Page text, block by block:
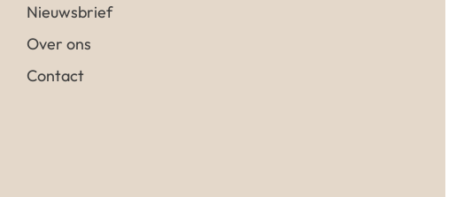
Nieuwsbrief
Over ons
Contact